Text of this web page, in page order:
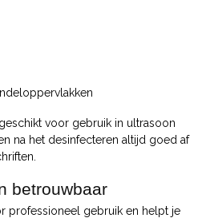
voor gebruik in ultrasoon
na het desinfecteren altijd goed af
betrouwbaar
professioneel gebruik en helpt je